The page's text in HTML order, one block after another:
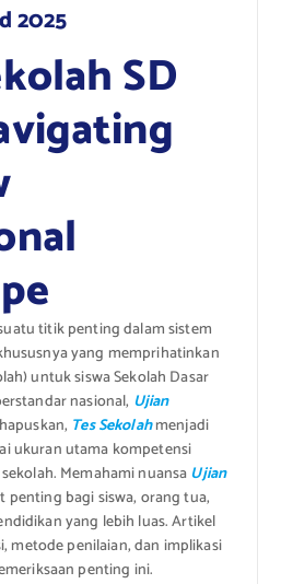
2025
SD
titik penting dalam sistem
yang memprihatinkan
untuk siswa Sekolah Dasar
nasional, Ujian
Tes Sekolahmenjadi
ukuran utama kompetensi
Memahami nuansaUjian
penting bagi siswa, orang tua,
yang lebih luas. Artikel
metode penilaian, dan implikasi
penting ini.